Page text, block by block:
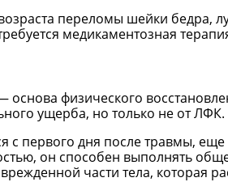
переломы шейки бедра,
медикаментозная
основа физического
ущерба, но только не от ЛФК.
с первого дня после травмы,
он способен выполнять
части тела, которая